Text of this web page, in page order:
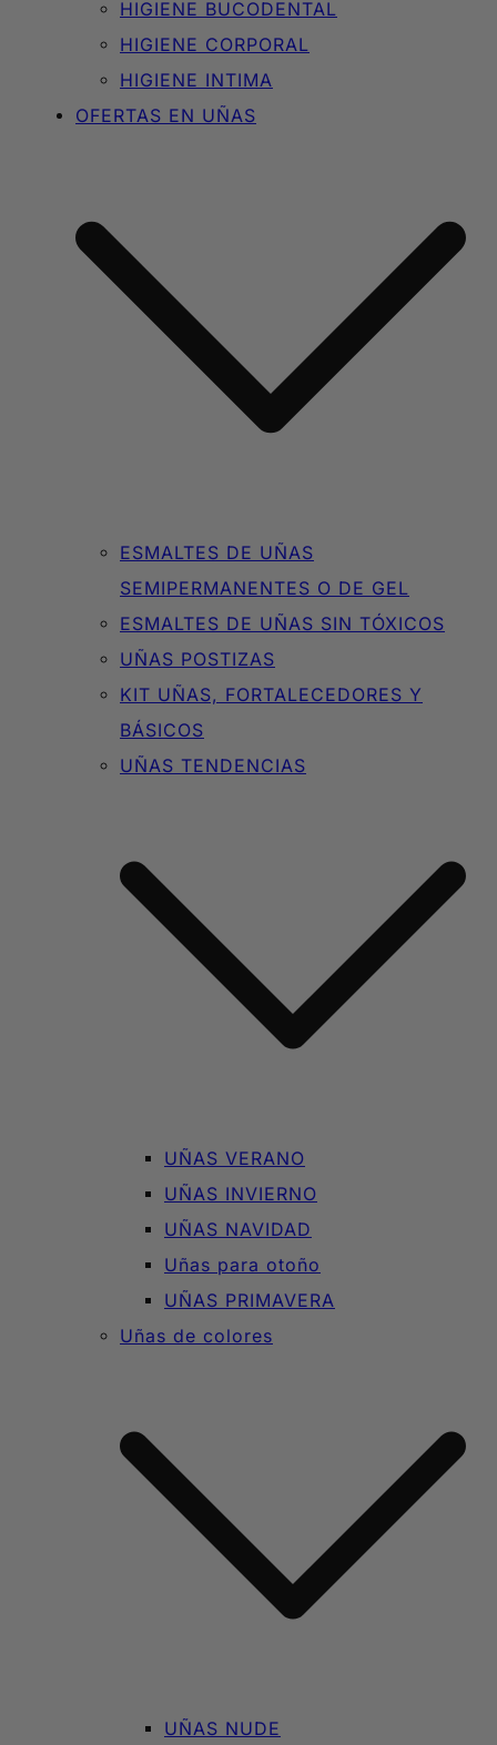
HIGIENE BUCODENTAL
HIGIENE CORPORAL
HIGIENE INTIMA
OFERTAS EN UÑAS
ESMALTES DE UÑAS
SEMIPERMANENTES O DE GEL
ESMALTES DE UÑAS SIN TÓXICOS
UÑAS POSTIZAS
KIT UÑAS, FORTALECEDORES Y
BÁSICOS
UÑAS TENDENCIAS
UÑAS VERANO
UÑAS INVIERNO
UÑAS NAVIDAD
Uñas para otoño
UÑAS PRIMAVERA
Uñas de colores
UÑAS NUDE